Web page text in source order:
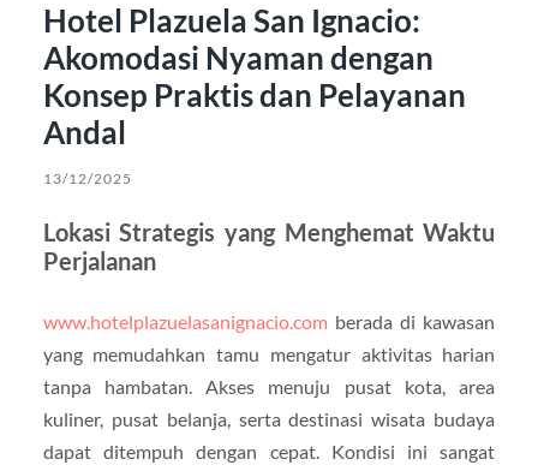
Hotel Plazuela San Ignacio:
Akomodasi Nyaman dengan
Konsep Praktis dan Pelayanan
Andal
13/12/2025
Lokasi Strategis yang Menghemat Waktu
Perjalanan
www.hotelplazuelasanignacio.com berada di kawasan
yang memudahkan tamu mengatur aktivitas harian
tanpa hambatan. Akses menuju pusat kota, area
kuliner, pusat belanja, serta destinasi wisata budaya
dapat ditempuh dengan cepat. Kondisi ini sangat